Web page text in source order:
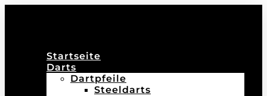
Startseite
Darts
Dartpfeile
Steeldarts